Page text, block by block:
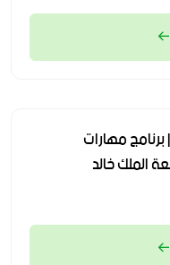
مهارات
الملك خالد